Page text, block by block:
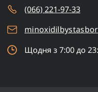
(066) 221-97-33
Щодня з 7:00 до